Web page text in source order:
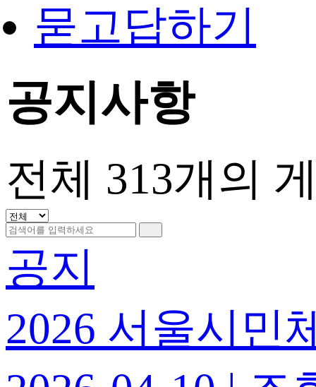
묻고답하기
공지사항
전체 313개의
공지
2026 서울시민